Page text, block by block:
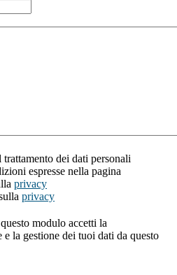
trattamento dei dati personali
espresse nella pagina
privacy
privacy
modulo accetti la
e la gestione dei tuoi dati da questo